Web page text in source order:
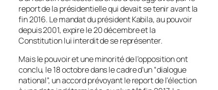
report de la présidentielle qui devait se tenir avant la
fin 2016. Le mandat du président Kabila, au pouvoir
depuis 2001, expire le 20 décembre et la
Constitution lui interdit de se représenter.
Mais le pouvoir et une minorité de l’opposition ont
conclu, le 18 octobre dans le cadre d’un “dialogue
national”, un accord prévoyant le report de l’élection